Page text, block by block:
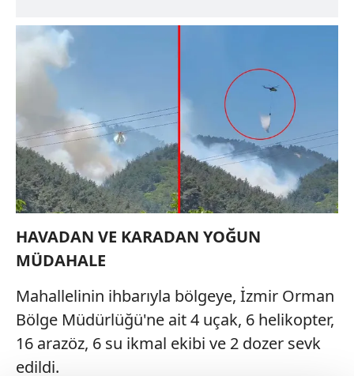
HAVADAN VE KARADAN YOĞUN
MÜDAHALE
Mahallelinin ihbarıyla bölgeye, İzmir Orman
Bölge Müdürlüğü'ne ait 4 uçak, 6 helikopter,
16 arazöz, 6 su ikmal ekibi ve 2 dozer sevk
edildi.